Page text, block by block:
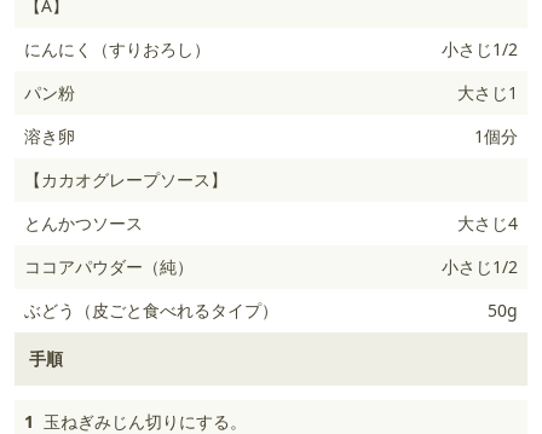
【A】
にんにく（すりおろし）
小さじ1/2
パン粉
大さじ1
溶き卵
1個分
【カカオグレープソース】
とんかつソース
大さじ4
ココアパウダー（純）
小さじ1/2
ぶどう（皮ごと食べれるタイプ）
50g
手順
1 玉ねぎみじん切りにする。